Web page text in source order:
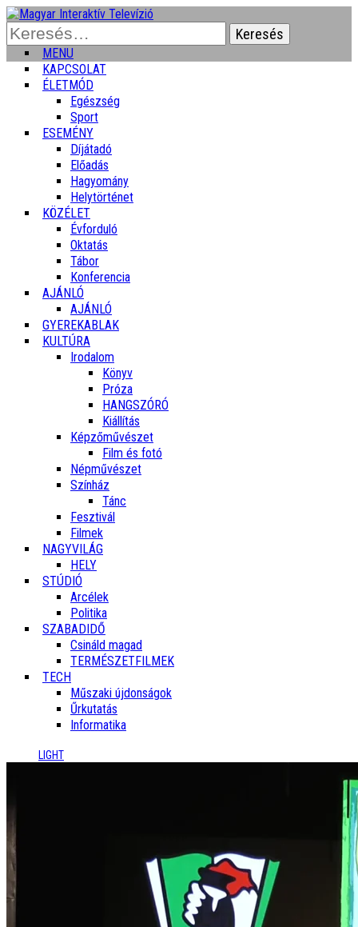
Keresés:
MENU
KAPCSOLAT
ÉLETMÓD
Egészség
Sport
ESEMÉNY
Díjátadó
Előadás
Hagyomány
Helytörténet
KÖZÉLET
Évforduló
Oktatás
Tábor
Konferencia
AJÁNLÓ
AJÁNLÓ
GYEREKABLAK
KULTÚRA
Irodalom
Könyv
Próza
HANGSZÓRÓ
Kiállítás
Képzőművészet
Film és fotó
Népművészet
Színház
Tánc
Fesztivál
Filmek
NAGYVILÁG
HELY
STÚDIÓ
Arcélek
Politika
SZABADIDŐ
Csináld magad
TERMÉSZETFILMEK
TECH
Műszaki újdonságok
Űrkutatás
Informatika
LIGHT